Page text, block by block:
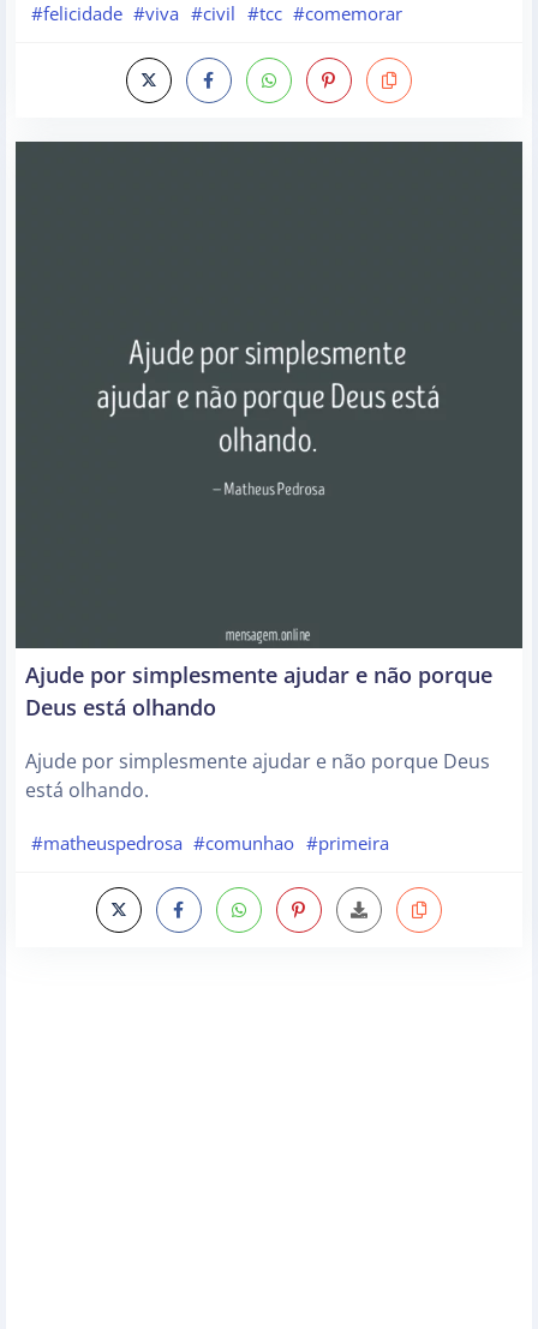
#felicidade #viva #civil #tcc #comemorar
Ajude por simplesmente ajudar e não porque
Deus está olhando
Ajude por simplesmente ajudar e não porque Deus
está olhando.
#matheuspedrosa #comunhao #primeira